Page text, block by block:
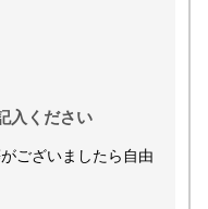
入ください
ございましたら自由